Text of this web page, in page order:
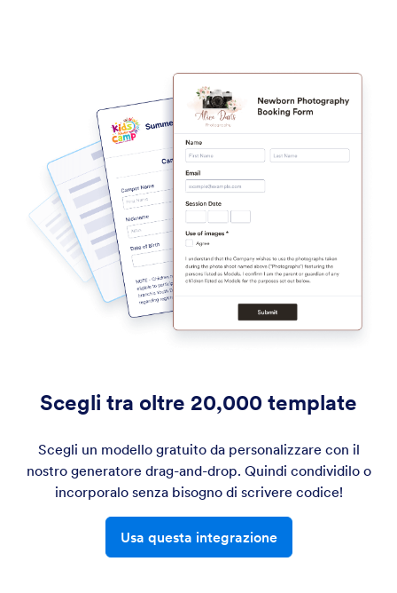
Scegli tra oltre 20,000 template
Scegli un modello gratuito da personalizzare con il
nostro generatore drag-and-drop. Quindi condividilo o
incorporalo senza bisogno di scrivere codice!
Usa questa integrazione